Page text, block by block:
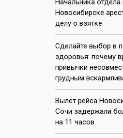
Новосибирске
делу о взятке
Сделайте выбор в
здоровья: почему
привычки
грудным
Вылет рейса
Сочи задержали
на 11 часов